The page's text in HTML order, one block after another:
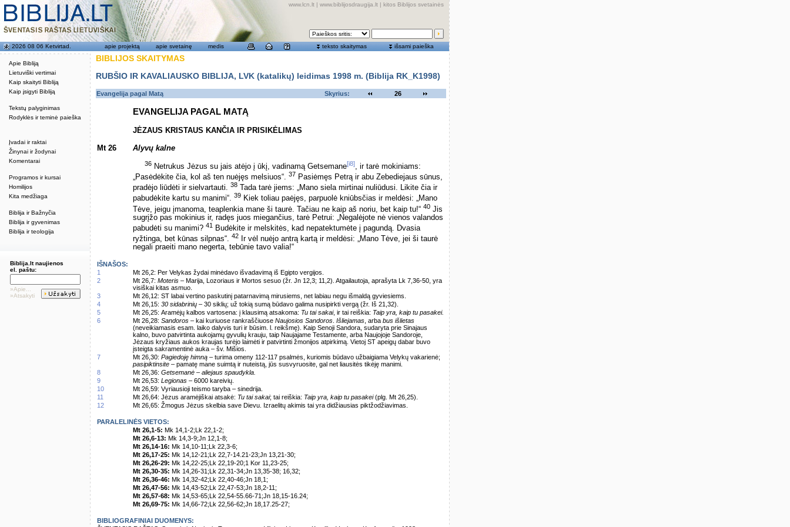
Apie Bibliją
Lietuviški vertimai
Kaip skaityti Bibliją
Kaip įsigyti Bibliją
Tekstų palyginimas
Rodyklės ir teminė paieška
Įvadai ir raktai
Žinynai ir žodynai
Komentarai
Programos ir kursai
Homilijos
Kita medžiaga
Biblija ir Bažnyčia
Biblija ir gyvenimas
Biblija ir teologija
www.lcn.lt | www.biblijosdraugija.lt | kitos Biblijos svetainės
2026 08 06 Ketvirtad. apie projektą apie svetainę medis teksto skaitymas išsami paieška
Biblija.lt naujienos
el. paštu:
»Apie...
»Atsakyti
BIBLIJOS SKAITYMAS
RUBŠIO IR KAVALIAUSKO BIBLIJA, LVK (katalikų) leidimas 1998 m. (Biblija RK_K1998)
Evangelija pagal Matą Skyrius: 26
EVANGELIJA PAGAL MATĄ
JĖZAUS KRISTAUS KANČIA IR PRISIKĖLIMAS
Mt 26 Alyvų kalne
36 Netrukus Jėzus su jais atėjo į ūkį, vadinamą Getsemane[i8], ir tarė mokiniams:
„Pasėdėkite čia, kol aš ten nuėjęs melsiuos“. 37 Pasiėmęs Petrą ir abu Zebediejaus sūnus,
pradėjo liūdėti ir sielvartauti. 38 Tada tarė jiems: „Mano siela mirtinai nuliūdusi. Likite čia ir
pabudėkite kartu su manimi“. 39 Kiek toliau paėjęs, parpuolė kniūbsčias ir meldėsi: „Mano
Tėve, jeigu įmanoma, teaplenkia mane ši taurė. Tačiau ne kaip aš noriu, bet kaip tu!“ 40 Jis
sugrįžo pas mokinius ir, radęs juos miegančius, tarė Petrui: „Negalėjote nė vienos valandos
pabudėti su manimi? 41
Budėkite ir melskitės, kad nepatektumėte į pagundą. Dvasia
ryžtinga, bet kūnas silpnas“. 42 Ir vėl nuėjo antrą kartą ir meldėsi: „Mano Tėve, jei ši taurė
negali praeiti mano negerta, tebūnie tavo valia!“
IŠNAŠOS:
1
Mt 26,2: Per Velykas žydai minėdavo išvadavimą iš Egipto vergijos.
2
Mt 26,7: Moteris – Marija, Lozoriaus ir Mortos sesuo (žr. Jn 12,3; 11,2). Atgailautoja, aprašyta Lk 7,36-50, yra
visiškai kitas asmuo.
3
Mt 26,12: ST labai vertino paskutinį patarnavimą mirusiems, net labiau negu išmaldą gyviesiems.
4
Mt 26,15: 30 sidabrinių – 30 siklių; už tokią sumą būdavo galima nusipirkti vergą (žr. Iš 21,32).
5
Mt 26,25: Aramėjų kalbos vartosena: į klausimą atsakoma: Tu tai sakai, ir tai reiškia: Taip yra, kaip tu pasakei.
6
Mt 26,28: Sandoros – kai kuriuose rankraščiuose Naujosios Sandoros Išliejamas , arba bus išlietas
(neveikiamasis esam. laiko dalyvis turi ir būsim. l. reikšmę). Kaip Senoji Sandora, sudaryta prie Sinajaus
kalno, buvo patvirtinta aukojamų gyvulių krauju, taip Naujajame Testamente, arba Naujojoje Sandoroje,
Jėzaus kryžiaus aukos kraujas turėjo laimėti ir patvirtinti žmonijos atpirkimą. Vietoj ST apeigų dabar buvo
įsteigta sakramentinė auka – šv. Mišios.
7
Mt 26,30: Pagiedoję himną – turima omeny 112-117 psalmės, kuriomis būdavo užbaigiama Velykų vakarienė;
pasipiktinsite – pamatę mane suimtą ir nuteistą, jūs susvyruosite, gal net liausitės tikėję manimi.
8
Mt 26,36: Getsemanė – aliejaus spaudykla.
9
Mt 26,53: Legionas – 6000 kareivių.
10
Mt 26,59: Vyriausioji teismo taryba – sinedrija.
11
Mt 26,64: Jėzus aramėjiškai atsakė: Tu tai sakai; tai reiškia: Taip yra, kaip tu pasakei(plg. Mt 26,25).
12
Mt 26,65: Žmogus Jėzus skelbia save Dievu. Izraelitų akimis tai yra didžiausias piktžodžiavimas.
PARALELINĖS VIETOS:
Mt 26,1-5: Mk 14,1-2;Lk 22,1-2;
Mt 26,6-13: Mk 14,3-9;Jn 12,1-8;
Mt 26,14-16: Mk 14,10-11;Lk 22,3-6;
Mt 26,17-25: Mk 14,12-21;Lk 22,7-14.21-23;Jn 13,21-30;
Mt 26,26-29: Mk 14,22-25;Lk 22,19-20;1 Kor 11,23-25;
Mt 26,30-35: Mk 14,26-31;Lk 22,31-34;Jn 13,35-38; 16,32;
Mt 26,36-46: Mk 14,32-42;Lk 22,40-46;Jn 18,1;
Mt 26,47-56: Mk 14,43-52;Lk 22,47-53;Jn 18,2-11;
Mt 26,57-68: Mk 14,53-65;Lk 22,54-55.66-71;Jn 18,15-16.24;
Mt 26,69-75: Mk 14,66-72;Lk 22,56-62;Jn 18,17.25-27;
BIBLIOGRAFINIAI DUOMENYS: